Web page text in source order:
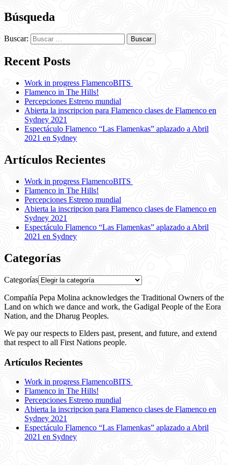
Búsqueda
Buscar:
Recent Posts
Work in progress FlamencoBITS
Flamenco in The Hills!
Percepciones Estreno mundial
Abierta la inscripcion para Flamenco clases de Flamenco en
Sydney 2021
Espectáculo Flamenco “Las Flamenkas” aplazado a Abril
2021 en Sydney
Artículos Recientes
Work in progress FlamencoBITS
Flamenco in The Hills!
Percepciones Estreno mundial
Abierta la inscripcion para Flamenco clases de Flamenco en
Sydney 2021
Espectáculo Flamenco “Las Flamenkas” aplazado a Abril
2021 en Sydney
Categorías
Categorías
Compañía Pepa Molina acknowledges the Traditional Owners of the
Land on which we dance and work, the Gadigal People of the Eora
Nation, and the Dharug Peoples.
We pay our respects to Elders past, present, and future, and extend
that respect to all First Nations people.
Artículos Recientes
Work in progress FlamencoBITS
Flamenco in The Hills!
Percepciones Estreno mundial
Abierta la inscripcion para Flamenco clases de Flamenco en
Sydney 2021
Espectáculo Flamenco “Las Flamenkas” aplazado a Abril
2021 en Sydney